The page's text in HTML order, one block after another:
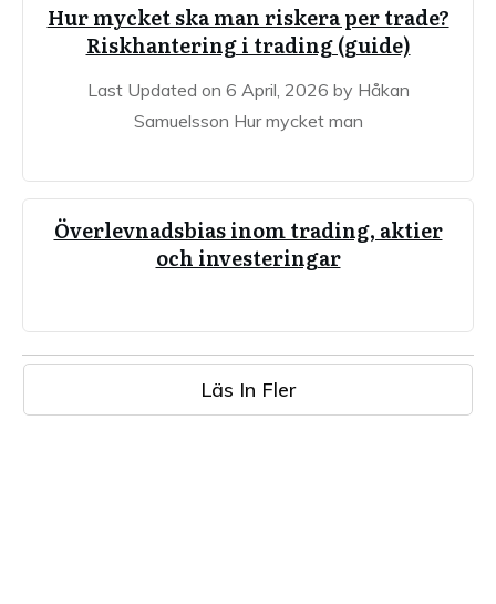
Hur mycket ska man riskera per trade?
Riskhantering i trading (guide)
Last Updated on 6 April, 2026 by Håkan
Samuelsson Hur mycket man
Överlevnadsbias inom trading, aktier
och investeringar
Läs In Fler